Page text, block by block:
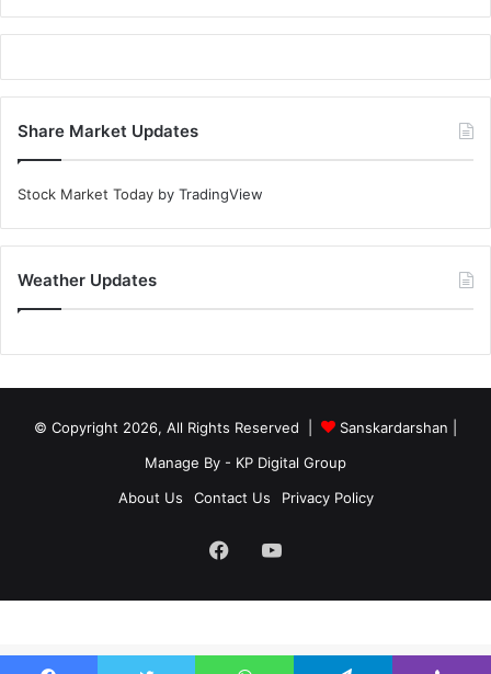
Share Market Updates
Stock Market Today by TradingView
Weather Updates
© Copyright 2026, All Rights Reserved | Sanskardarshan
Manage By - KP Digital Group
About Us
Contact Us Privacy Policy
FacebookYouTube